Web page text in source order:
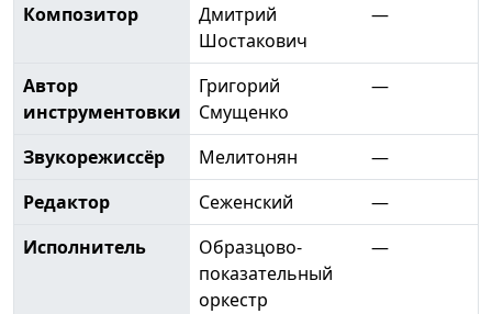
Композитор
Дмитрий
Шостакович
—
Автор
инструментовки
Григорий
Смущенко
—
Звукорежиссёр Мелитонян
—
Редактор
Сеженский
—
Исполнитель
Образцово-
показательный
оркестр
—